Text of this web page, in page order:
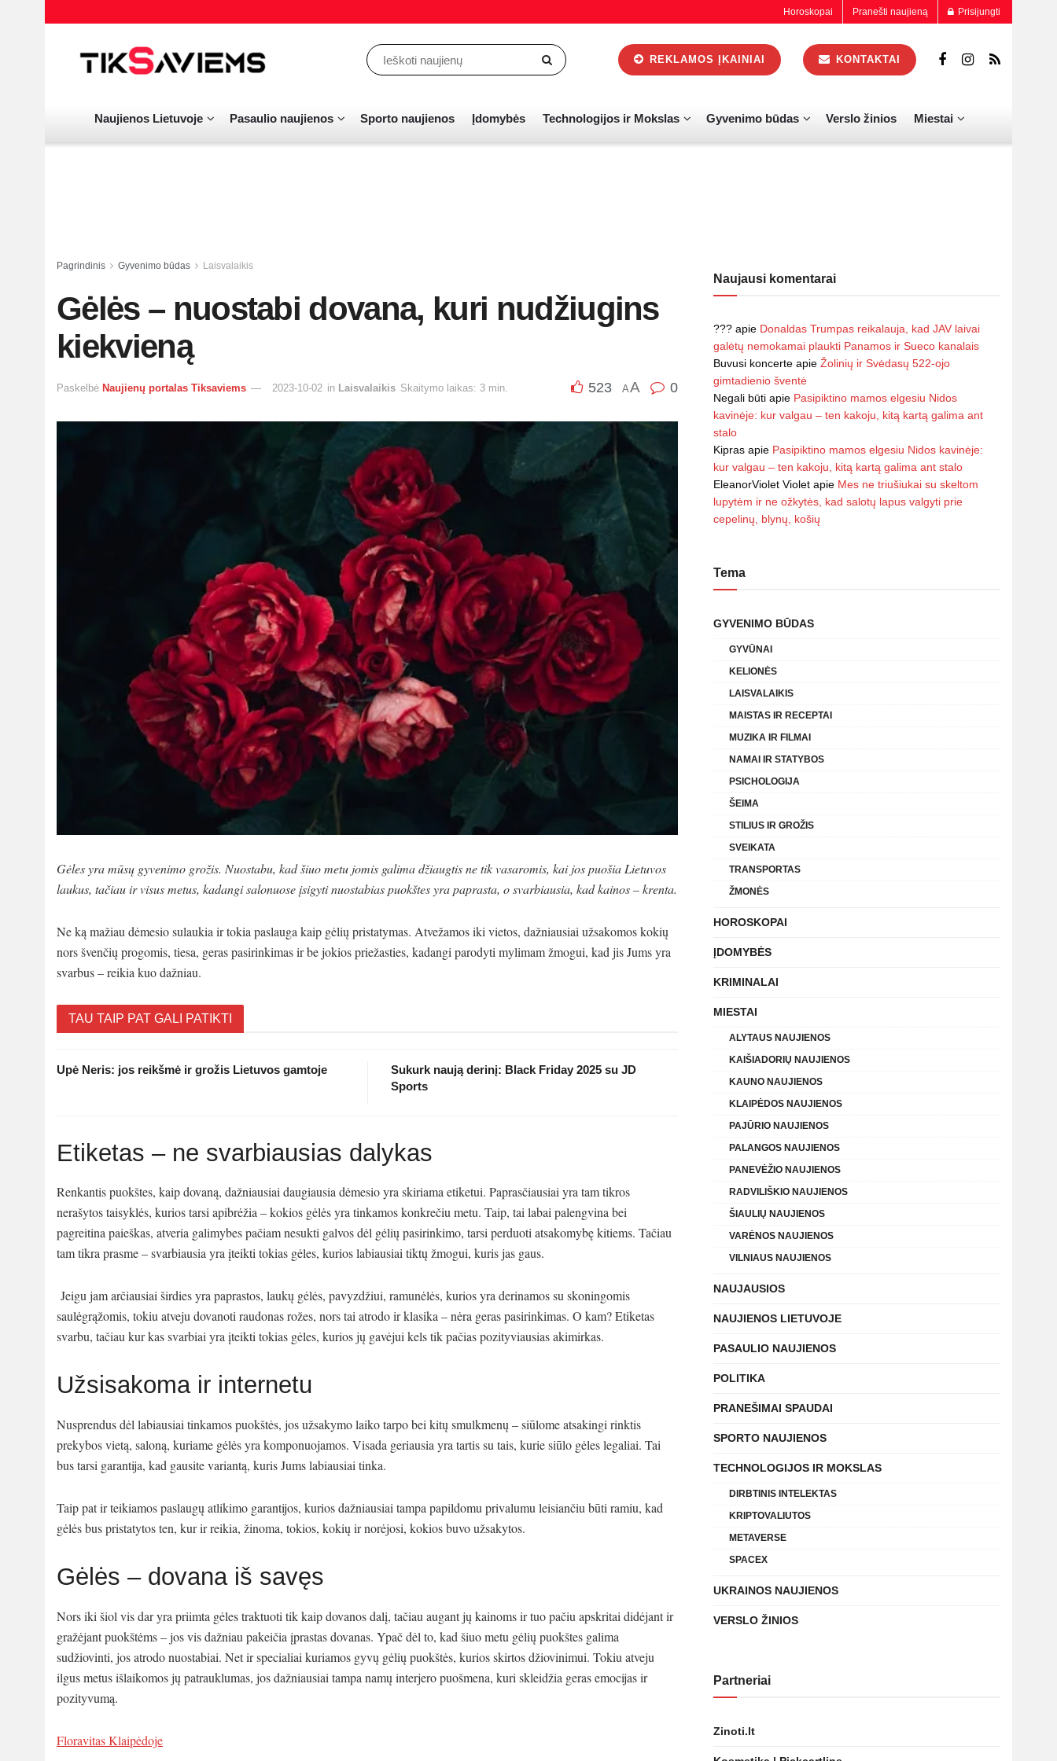
Horoskopai Pranešti naujieną Prisijungti
REKLAMOS ĮKAINIAI KONTAKTAI
Naujienos Lietuvoje Pasaulio naujienos Sporto naujienos Įdomybės Technologijos ir Mokslas Gyvenimo būdas Verslo žinios Miestai
Pagrindinis Gyvenimo būdas Laisvalaikis
Gėlės – nuostabi dovana, kuri nudžiugins
kiekvieną
Paskelbė Naujienų portalas Tiksaviems 2023-10-02 in Laisvalaikis Skaitymo laikas: 3 min. 523 AA 0
Gėles yra mūsų gyvenimo grožis. Nuostabu, kad šiuo metu jomis galima džiaugtis ne tik vasaromis, kai jos puošia Lietuvos
laukus, tačiau ir visus metus, kadangi salonuose įsigyti nuostabias puokštes yra paprasta, o svarbiausia, kad kainos – krenta.
Ne ką mažiau dėmesio sulaukia ir tokia paslauga kaip gėlių pristatymas. Atvežamos iki vietos, dažniausiai užsakomos kokių
nors švenčių progomis, tiesa, geras pasirinkimas ir be jokios priežasties, kadangi parodyti mylimam žmogui, kad jis Jums yra
svarbus – reikia kuo dažniau.
TAU TAIP PAT GALI PATIKTI
Upė Neris: jos reikšmė ir grožis Lietuvos gamtoje
Sukurk naują derinį: Black Friday 2025 su JD
Sports
Etiketas – ne svarbiausias dalykas
Renkantis puokštes, kaip dovaną, dažniausiai daugiausia dėmesio yra skiriama etiketui. Paprasčiausiai yra tam tikros
nerašytos taisyklės, kurios tarsi apibrėžia – kokios gėlės yra tinkamos konkrečiu metu. Taip, tai labai palengvina bei
pagreitina paieškas, atveria galimybes pačiam nesukti galvos dėl gėlių pasirinkimo, tarsi perduoti atsakomybę kitiems. Tačiau
tam tikra prasme – svarbiausia yra įteikti tokias gėles, kurios labiausiai tiktų žmogui, kuris jas gaus.
Jeigu jam arčiausiai širdies yra paprastos, laukų gėlės, pavyzdžiui, ramunėlės, kurios yra derinamos su skoningomis
saulėgrąžomis, tokiu atveju dovanoti raudonas rožes, nors tai atrodo ir klasika – nėra geras pasirinkimas. O kam? Etiketas
svarbu, tačiau kur kas svarbiai yra įteikti tokias gėles, kurios jų gavėjui kels tik pačias pozityviausias akimirkas.
Užsisakoma ir internetu
Nusprendus dėl labiausiai tinkamos puokštės, jos užsakymo laiko tarpo bei kitų smulkmenų – siūlome atsakingi rinktis
prekybos vietą, saloną, kuriame gėlės yra komponuojamos. Visada geriausia yra tartis su tais, kurie siūlo gėles legaliai. Tai
bus tarsi garantija, kad gausite variantą, kuris Jums labiausiai tinka.
Taip pat ir teikiamos paslaugų atlikimo garantijos, kurios dažniausiai tampa papildomu privalumu leisiančiu būti ramiu, kad
gėlės bus pristatytos ten, kur ir reikia, žinoma, tokios, kokių ir norėjosi, kokios buvo užsakytos.
Gėlės – dovana iš savęs
Nors iki šiol vis dar yra priimta gėles traktuoti tik kaip dovanos dalį, tačiau augant jų kainoms ir tuo pačiu apskritai didėjant ir
gražėjant puokštėms – jos vis dažniau pakeičia įprastas dovanas. Ypač dėl to, kad šiuo metu gėlių puokštes galima
sudžiovinti, jos atrodo nuostabiai. Net ir specialiai kuriamos gyvų gėlių puokštės, kurios skirtos džiovinimui. Tokiu atveju
ilgus metus išlaikomos jų patrauklumas, jos dažniausiai tampa namų interjero puošmena, kuri skleidžia geras emocijas ir
pozityvumą.
Floravitas Klaipėdoje
Naujausi komentarai
??? apie Donaldas Trumpas reikalauja, kad JAV laivai
galėtų nemokamai plaukti Panamos ir Sueco kanalais
Buvusi koncerte apie Žolinių ir Svėdasų 522-ojo
gimtadienio šventė
Negali būti apie Pasipiktino mamos elgesiu Nidos
kavinėje: kur valgau – ten kakoju, kitą kartą galima ant
stalo
Kipras apie Pasipiktino mamos elgesiu Nidos kavinėje:
kur valgau – ten kakoju, kitą kartą galima ant stalo
EleanorViolet Violet apie Mes ne triušiukai su skeltom
lupytėm ir ne ožkytės, kad salotų lapus valgyti prie
cepelinų, blynų, košių
Tema
GYVENIMO BŪDAS
GYVŪNAI
KELIONĖS
LAISVALAIKIS
MAISTAS IR RECEPTAI
MUZIKA IR FILMAI
NAMAI IR STATYBOS
PSICHOLOGIJA
ŠEIMA
STILIUS IR GROŽIS
SVEIKATA
TRANSPORTAS
ŽMONĖS
HOROSKOPAI
ĮDOMYBĖS
KRIMINALAI
MIESTAI
ALYTAUS NAUJIENOS
KAIŠIADORIŲ NAUJIENOS
KAUNO NAUJIENOS
KLAIPĖDOS NAUJIENOS
PAJŪRIO NAUJIENOS
PALANGOS NAUJIENOS
PANEVĖŽIO NAUJIENOS
RADVILIŠKIO NAUJIENOS
ŠIAULIŲ NAUJIENOS
VARĖNOS NAUJIENOS
VILNIAUS NAUJIENOS
NAUJAUSIOS
NAUJIENOS LIETUVOJE
PASAULIO NAUJIENOS
POLITIKA
PRANEŠIMAI SPAUDAI
SPORTO NAUJIENOS
TECHNOLOGIJOS IR MOKSLAS
DIRBTINIS INTELEKTAS
KRIPTOVALIUTOS
METAVERSE
SPACEX
UKRAINOS NAUJIENOS
VERSLO ŽINIOS
Partneriai
Zinoti.lt